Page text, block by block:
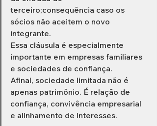
terceiro;consequência caso os
sócios não aceitem o novo
integrante.
Essa cláusula é especialmente
importante em empresas familiares
e sociedades de confiança.
Afinal, sociedade limitada não é
apenas patrimônio. É relação de
confiança, convivência empresarial
e alinhamento de interesses.